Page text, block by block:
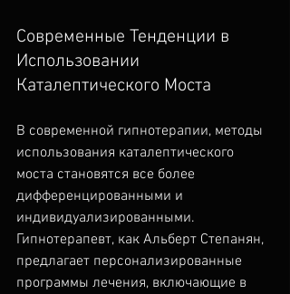
Современные Тенденции в
Использовании
Каталептического Моста
В современной гипнотерапии, методы
использования каталептического
моста становятся все более
дифференцированными и
индивидуализированными.
Гипнотерапевт, как Альберт Степанян,
предлагает персонализированные
программы лечения, включающие в